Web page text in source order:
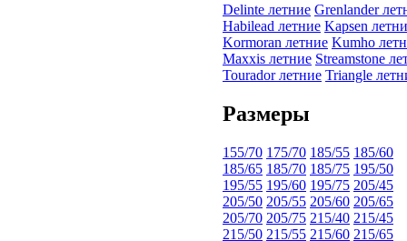
Delinte летние Grenlander
Habilead летние Kapsen
Kormoran летние Kumho
Maxxis летние Streamstone
Tourador летние Triangle
Размеры
155/70 175/70 185/55 185/60
185/65 185/70 185/75 195/50
195/55 195/60 195/75 205/45
205/50 205/55 205/60 205/65
205/70 205/75 215/40 215/45
215/50 215/55 215/60 215/65